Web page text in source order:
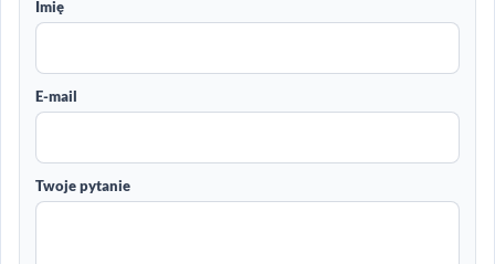
Imię
E-mail
Twoje pytanie